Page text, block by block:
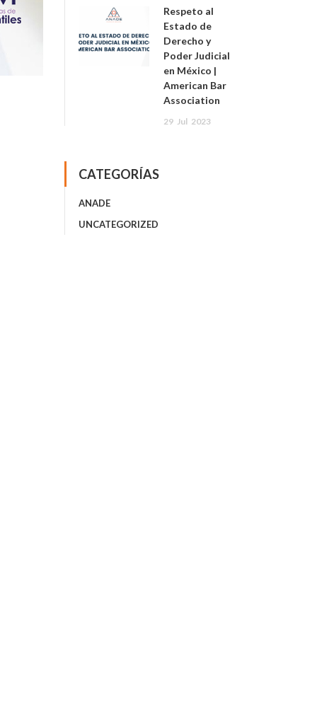
Respeto al
Estado de
Derecho y
Poder Judicial
en México |
American Bar
Association
29 Jul 2023
CATEGORÍAS
ANADE
UNCATEGORIZED